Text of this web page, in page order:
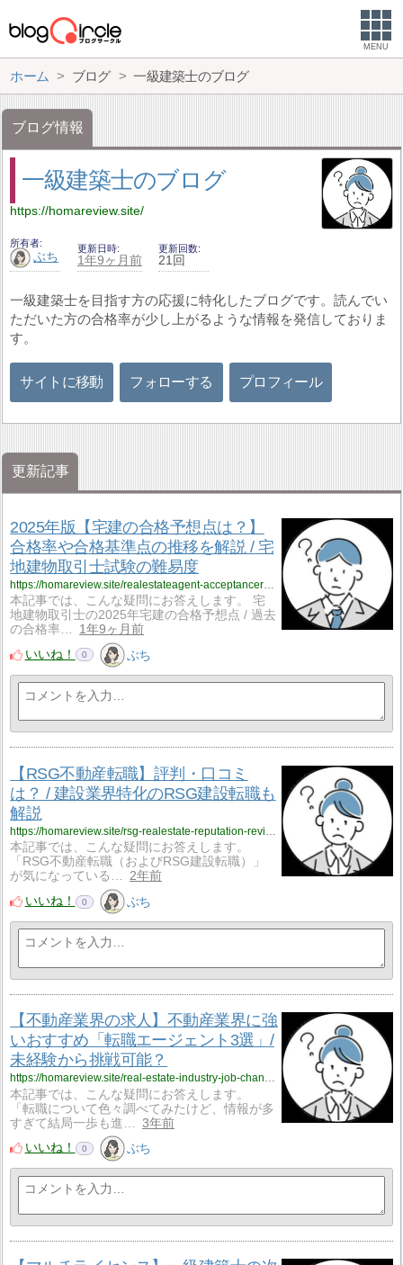
MENU
ホーム ブログ 一級建築士のブログ
ブログ情報
一級建築士のブログ
https://homareview.site/
所有者
ぶち
更新日時
1年9ヶ月前
更新回数
21回
一級建築士を目指す方の応援に特化したブログです。読んでい
ただいた方の合格率が少し上がるような情報を発信しておりま
す。
サイトに移動 フォローする プロフィール
更新記事
2025年版【宅建の合格予想点は？】
合格率や合格基準点の推移を解説 / 宅
地建物取引士試験の難易度
https://homareview.site/realestateagent-acceptancerate/
本記事では、こんな疑問にお答えします。 宅
地建物取引士の2025年宅建の合格予想点 / 過去
の合格率…
1年9ヶ月前
いいね！
0 ぶち
【RSG不動産転職】評判・口コミ
は？ / 建設業界特化のRSG建設転職も
解説
https://homareview.site/rsg-realestate-reputation-reviews/
本記事では、こんな疑問にお答えします。
「RSG不動産転職（およびRSG建設転職）」
が気になっている…
2年前
いいね！
0 ぶち
【不動産業界の求人】不動産業界に強
いおすすめ「転職エージェント3選」/
未経験から挑戦可能？
https://homareview.site/real-estate-industry-job-change-agent-site-recommendation/
本記事では、こんな疑問にお答えします。
「転職について色々調べてみたけど、情報が多
すぎて結局一歩も進…
3年前
いいね！
0 ぶち